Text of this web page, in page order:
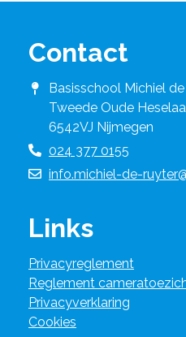
Contact
Basisschool Michiel
Tweede Oude
6542VJ Nijmegen
024 377 0155
info.michiel-de-
Links
Privacyreglement
Reglement
Privacyverklaring
Cookies